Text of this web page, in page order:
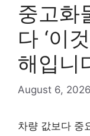
중고화
다 ‘이
해입니
August 6, 2026
차량 값보다 중